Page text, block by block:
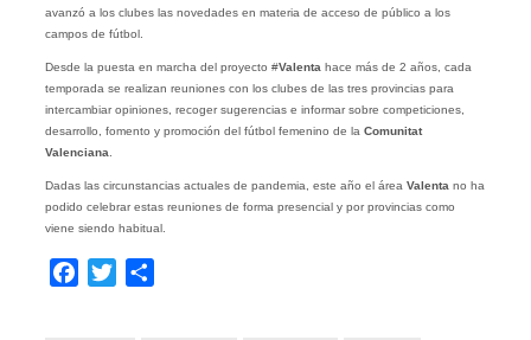
avanzó a los clubes las novedades en materia de acceso de público a los
campos de fútbol.
Desde la puesta en marcha del proyecto #Valenta hace más de 2 años, cada
temporada se realizan reuniones con los clubes de las tres provincias para
intercambiar opiniones, recoger sugerencias e informar sobre competiciones,
desarrollo, fomento y promoción del fútbol femenino de la Comunitat
Valenciana
Dadas las circunstancias actuales de pandemia, este año el área Valenta no ha
podido celebrar estas reuniones de forma presencial y por provincias como
viene siendo habitual.
Facebook
Twitter